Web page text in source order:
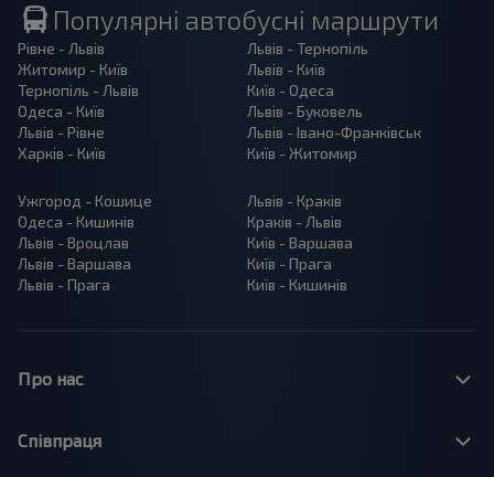
Популярні автобусні маршрути
Рівне - Львів
Житомир - Київ
Тернопіль - Львів
Одеса - Київ
Львів - Рівне
Харків - Київ
Львів - Тернопіль
Львів - Київ
Київ - Одеса
Львів - Буковель
Львів - Івано-Франківськ
Київ - Житомир
Ужгород - Кошице
Одеса - Кишинів
Львів - Вроцлав
Львів - Варшава
Львів - Прага
Львів - Краків
Краків - Львів
Київ - Варшава
Київ - Прага
Київ - Кишинів
Про нас
Співпраця